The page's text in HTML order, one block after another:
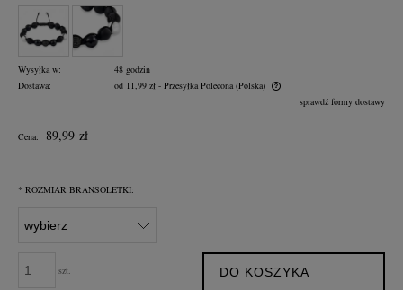
Wysyłka w:
48 godzin
Dostawa:
od 11,99 zł - Przesyłka Polecona (Polska)
sprawdź formy dostawy
Cena: 89,99 zł
* ROZMIAR BRANSOLETKI:
szt. DO KOSZYKA